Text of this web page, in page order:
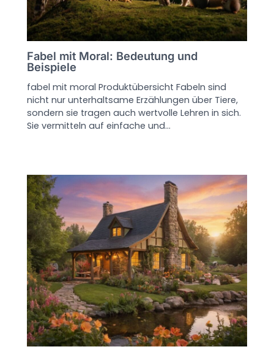
Fabel mit Moral: Bedeutung und
Beispiele
fabel mit moral Produktübersicht Fabeln sind
nicht nur unterhaltsame Erzählungen über Tiere,
sondern sie tragen auch wertvolle Lehren in sich.
Sie vermitteln auf einfache und…